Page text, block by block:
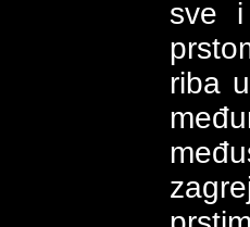
sve i
riba